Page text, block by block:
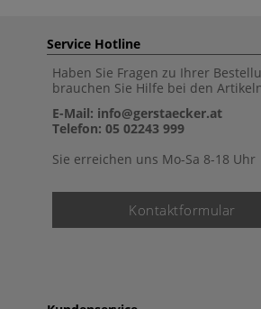
Service Hotline
Haben Sie Fragen zu Ihrer
brauchen Sie Hilfe bei den
E-Mail: info@gerstaecker.at
Telefon: 05 02243 999
Sie erreichen uns Mo-Sa 8-18 Uhr
Kontaktformular